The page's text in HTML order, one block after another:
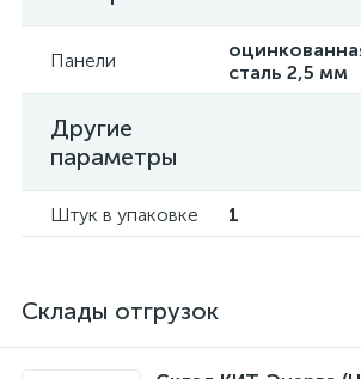
Панели
сталь 2,5 мм
Другие
параметры
Штук в упаковке 1
Склады отгрузок